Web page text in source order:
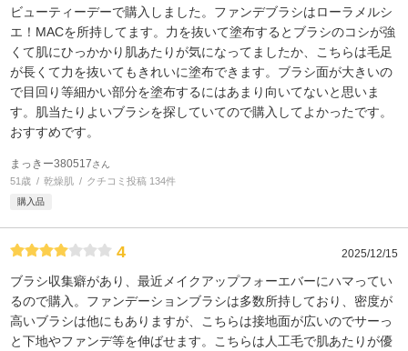
ビューティーデーで購入しました。ファンデブラシはローラメルシ
エ！MACを所持してます。力を抜いて塗布するとブラシのコシが強
くて肌にひっかかり肌あたりが気になってましたか、こちらは毛足
が長くて力を抜いてもきれいに塗布できます。ブラシ面が大きいの
で目回り等細かい部分を塗布するにはあまり向いてないと思いま
す。肌当たりよいブラシを探していてので購入してよかったです。
おすすめです。
まっきー380517さん
51歳 乾燥肌 クチコミ投稿 134件
購入品
4 2025/12/15
ブラシ収集癖があり、最近メイクアップフォーエバーにハマってい
るので購入。ファンデーションブラシは多数所持しており、密度が
高いブラシは他にもありますが、こちらは接地面が広いのでサーっ
と下地やファンデ等を伸ばせます。こちらは人工毛で肌あたりが優